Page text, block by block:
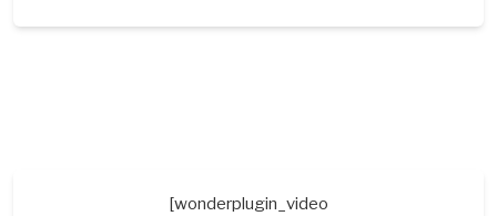
[wonderplugin_video